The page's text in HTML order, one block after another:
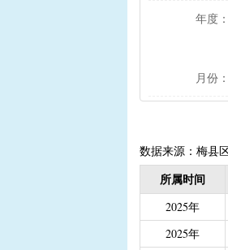
年度：
月份：
数据来源：梅县
所属时间
2025年
2025年